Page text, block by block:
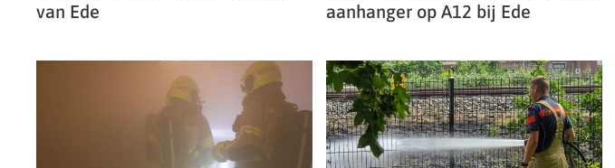
van Ede
aanhanger op A12 bij Ede